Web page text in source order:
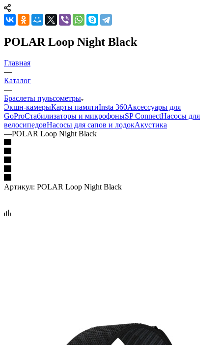
POLAR Loop Night Black
Главная
—
Каталог
—
Браслеты пульсометры
Экшн-камерыКарты памятиInsta 360Аксессуары для
GoProСтабилизаторы и микрофоныSP ConnectНасосы для
велосипедовНасосы для сапов и лодокАкустика
—POLAR Loop Night Black
Артикул: POLAR Loop Night Black